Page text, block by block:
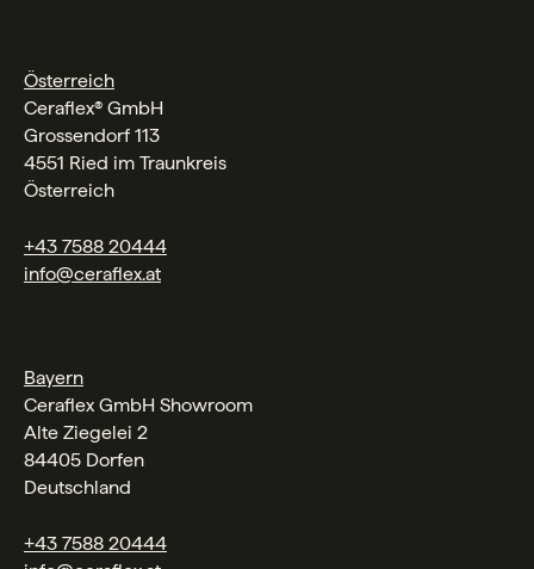
Österreich
Ceraflex® GmbH
Grossendorf 113
4551 Ried im Traunkreis
Österreich
+43 7588 20444
info@ceraflex.at
Bayern
Ceraflex GmbH Showroom
Alte Ziegelei 2
84405 Dorfen
Deutschland
+43 7588 20444